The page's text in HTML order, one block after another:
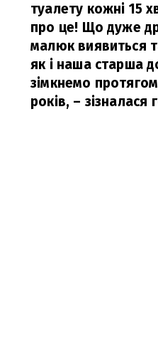
туалету кожні 15
про це! Що дуже
малюк виявиться
як і наша старша
зімкнемо
років, – зізналася